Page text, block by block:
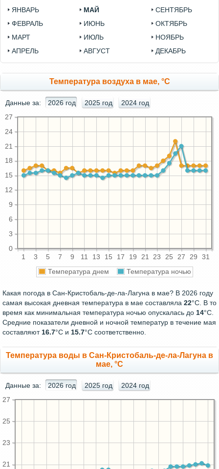
ЯНВАРЬ
ФЕВРАЛЬ
МАРТ
АПРЕЛЬ
МАЙ
ИЮНЬ
ИЮЛЬ
АВГУСТ
СЕНТЯБРЬ
ОКТЯБРЬ
НОЯБРЬ
ДЕКАБРЬ
Температура воздуха в мае, °C
Данные за: 2026 год 2025 год 2024 год
1 3 5 7 9 11 13 15 17 19 21 23 25 27 29 31
0
3
6
9
12
15
18
21
24
27
Температура днем Температура ночью
Какая погода в Сан-Кристобаль-де-ла-Лагуна в мае? В 2026 году
самая высокая дневная температура в мае составляла 22°С. В то
время как минимальная температура ночью опускалась до 14°C.
Средние показатели дневной и ночной температур в течение мая
составляют16.7°С и 15.7°С соответственно.
Температура воды в Сан-Кристобаль-де-ла-Лагуна в
мае, °C
Данные за: 2026 год 2025 год 2024 год
21
23
25
27